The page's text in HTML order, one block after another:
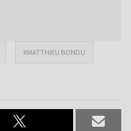
#MATTHIEU BONDU